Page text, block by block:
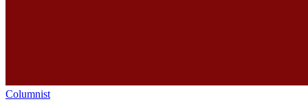
Columnist